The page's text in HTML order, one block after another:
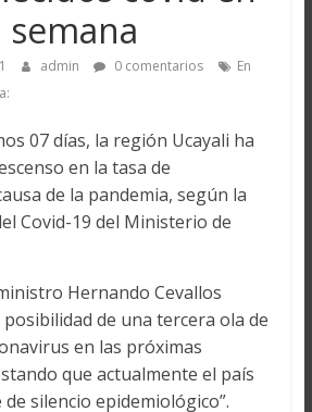
admin 0 comentarios
En
07 días, la región Ucayali ha
en la tasa de
de la pandemia, según la
Covid-19 del Ministerio de
Hernando Cevallos
de una tercera ola de
en las próximas
que actualmente el país
de silencio epidemiológico”.